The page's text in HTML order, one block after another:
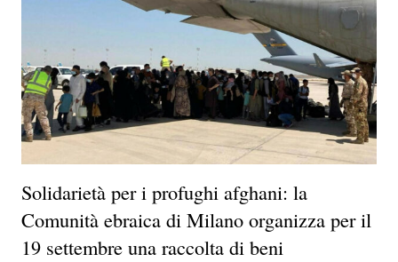
Solidarietà per i profughi afghani: la
Comunità ebraica di Milano organizza per il
19 settembre una raccolta di beni